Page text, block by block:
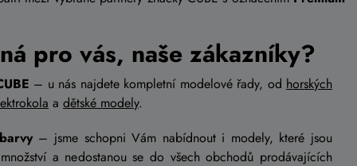
pro vás, naše zákazníky?
– u nás najdete kompletní modelové řady, od horských
a dětské modely.
– jsme schopni Vám nabídnout i modely, které jsou
a nedostanou se do všech obchodů prodávajících